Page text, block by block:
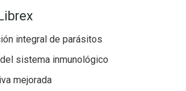
integral de parásitos
sistema inmunológico
mejorada